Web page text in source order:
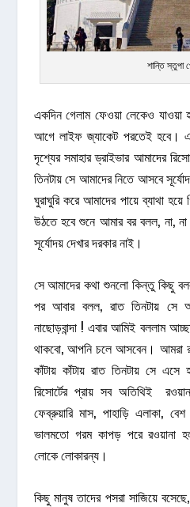
শান্তি স্তুপা
একদিন গেলাম ফেওয়া লেকেও
আগে লাইফ জ্যাকেট পরতেই হবে।
দৃশ্যের সমাহার ড্রাইভার আমাদের
তিনটায় সে আমাদের নিতে আসবে
ঘুরাঘুরি করে আমাদের পায়ে ব্যাথা
উঠতে হবে শুনে আমার বর বলল, না,
সূর্যোদয় দেখার দরকার নাই।
সে আমাদের কথা শুনলো কিন্তু কিছু
পর আবার বলল, রাত তিনটায় সে
নাছোড়বান্দা ! এবার আমিই বললাম
থাকবো, আপনি চলে আসবেন। আমরা
কাঁটায় কাঁটায় রাত তিনটায় সে এসে
রিসোর্টের প্রায় সব অতিথিই
ফেব্রুয়ারি মাস, পাহাড়ি এলাকা,
ভালমতো গরম কাপড় পরে রওয়ানা
লোকে লোকারন্য।
কিছু মানুষ তাদের পসরা সাজিয়ে